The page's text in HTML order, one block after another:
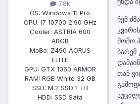
7.8k
OS: Windows 11 Pro
CPU: i7 10700 2.90 GHz
Cooler: ASTRIA 600
ARGB
MoBo: Z490 AORUS
ELITE
GPU: GTX 1060 ARMOR
RAM: RGB White 32 GB
SSD: M.2 SSD 1 TB
HDD: SSD Sata
ჩემ
მომო
ბარემ
თან